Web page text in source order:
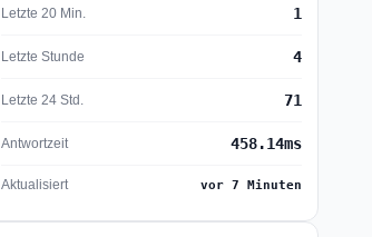
Letzte 20 Min. 1
Letzte Stunde 4
Letzte 24 Std. 71
Antwortzeit 458.14ms
Aktualisiert vor 7 Minuten